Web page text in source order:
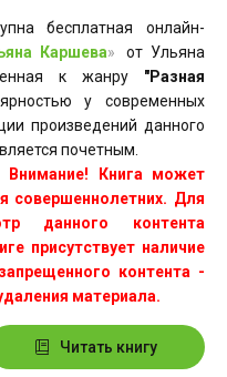
бесплатная онлайн-
Каршева»
от Ульяна
к жанру "Разная
у современных
произведений данного
почетным.
Внимание! Книга может
совершеннолетних. Для
данного контента
присутствует наличие
контента -
материала.
Читать книгу